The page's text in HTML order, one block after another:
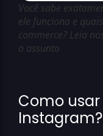
Você sabe
ele funciona e
commerce? Leia
o assunto
Como
Instagram?